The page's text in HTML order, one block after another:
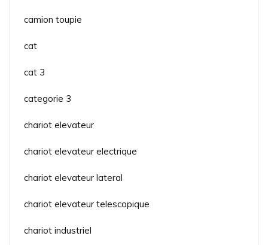
camion toupie
cat
cat 3
categorie 3
chariot elevateur
chariot elevateur electrique
chariot elevateur lateral
chariot elevateur telescopique
chariot industriel